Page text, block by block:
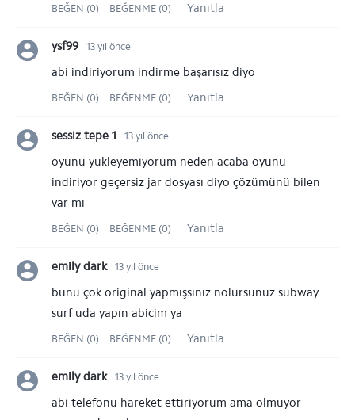
BEĞEN (0) BEĞENME (0) Yanıtla
ysf99 13 yıl önce
abi indiriyorum indirme başarısız diyo
BEĞEN (0) BEĞENME (0) Yanıtla
sessiz tepe 1 13 yıl önce
oyunu yükleyemiyorum neden acaba oyunu
indiriyor geçersiz jar dosyası diyo çözümünü bilen
var mı
BEĞEN (0) BEĞENME (0) Yanıtla
emily dark 13 yıl önce
bunu çok original yapmışsınız nolursunuz subway
surf uda yapın abicim ya
BEĞEN (0) BEĞENME (0) Yanıtla
emily dark 13 yıl önce
abi telefonu hareket ettiriyorum ama olmuyor